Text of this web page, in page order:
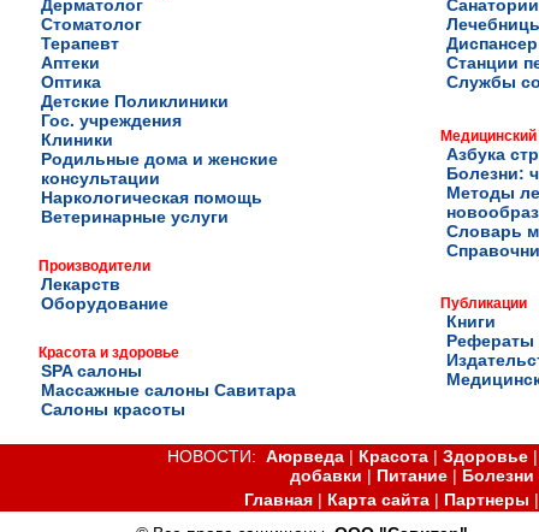
Дерматолог
Стоматолог
Терапевт
Аптеки
Оптика
Детские Поликлиники
Гос. учреждения
Клиники
Родильные дома и женские
консультации
Наркологическая помощь
Ветеринарные услуги
Производители
Лекарств
Оборудование
Красота и здоровье
SPA салоны
Массажные салоны Савитара
Салоны красоты
Станции
Службы
Медицинский
Азбука
Болезни:
Методы
Словарь
Публикации
Книги
Рефераты
НОВОСТИ:Аюрведа | Красота |Здоровье
добавки | Питание| Болезни
Главная| Карта сайта| Партнеры